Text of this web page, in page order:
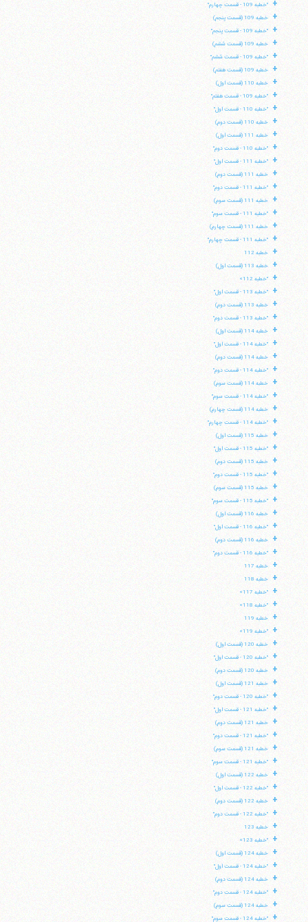
+ "خطبه 109 - قسمت چهارم"
+ خطبه 109 (قسمت پنجم)
+ "خطبه 109 - قسمت پنجم"
+ خطبه 109 (قسمت ششم)
+ "خطبه 109 - قسمت ششم"
+ خطبه 109 (قسمت هفتم)
+ خطبه 110 (قسمت اول)
+ "خطبه 109 - قسمت هفتم"
+ "خطبه 110 - قسمت اول"
+ خطبه 110 (قسمت دوم)
+ خطبه 111 (قسمت اول)
+ "خطبه 110 - قسمت دوم"
+ "خطبه 111 - قسمت اول"
+ خطبه 111 (قسمت دوم)
+ "خطبه 111 - قسمت دوم"
+ خطبه 111 (قسمت سوم)
+ "خطبه 111 - قسمت سوم"
+ خطبه 111 (قسمت چهارم)
+ "خطبه 111 - قسمت چهارم"
+ خطبه 112
+ خطبه 113 (قسمت اول)
+ "خطبه 112»
+ "خطبه 113 - قسمت اول"
+ خطبه 113 (قسمت دوم)
+ "خطبه 113 - قسمت دوم"
+ خطبه 114 (قسمت اول)
+ "خطبه 114 - قسمت اول"
+ خطبه 114 (قسمت دوم)
+ "خطبه 114 - قسمت دوم"
+ خطبه 114 (قسمت سوم)
+ "خطبه 114 - قسمت سوم"
+ خطبه 114 (قسمت چهارم)
+ "خطبه 114 - قسمت چهارم"
+ خطبه 115 (قسمت اول)
+ "خطبه 115 - قسمت اول"
+ خطبه 115 (قسمت دوم)
+ "خطبه 115 - قسمت دوم"
+ خطبه 115 (قسمت سوم)
+ "خطبه 115 - قسمت سوم"
+ خطبه 116 (قسمت اول)
+ "خطبه 116 - قسمت اول"
+ خطبه 116 (قسمت دوم)
+ "خطبه 116 - قسمت دوم"
+ خطبه 117
+ خطبه 118
+ "خطبه 117»
+ "خطبه 118»
+ خطبه 119
+ "خطبه 119»
+ خطبه 120 (قسمت اول)
+ "خطبه 120 - قسمت اول"
+ خطبه 120 (قسمت دوم)
+ خطبه 121 (قسمت اول)
+ "خطبه 120 - قسمت دوم"
+ "خطبه 121 - قسمت اول"
+ خطبه 121 (قسمت دوم)
+ "خطبه 121 - قسمت دوم"
+ خطبه 121 (قسمت سوم)
+ "خطبه 121 - قسمت سوم"
+ خطبه 122 (قسمت اول)
+ "خطبه 122 - قسمت اول"
+ خطبه 122 (قسمت دوم)
+ "خطبه 122 - قسمت دوم"
+ خطبه 123
+ "خطبه 123»
+ خطبه 124 (قسمت اول)
+ "خطبه 124 - قسمت اول"
+ خطبه 124 (قسمت دوم)
+ "خطبه 124 - قسمت دوم"
+ خطبه 124 (قسمت سوم)
+ "خطبه 124 - قسمت سوم"